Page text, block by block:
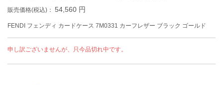
販売価格(税込)： 54,560 円
FENDI フェンディ カードケース 7M0331 カーフレザー ブラック ゴールド
申し訳ございませんが、只今品切れ中です。